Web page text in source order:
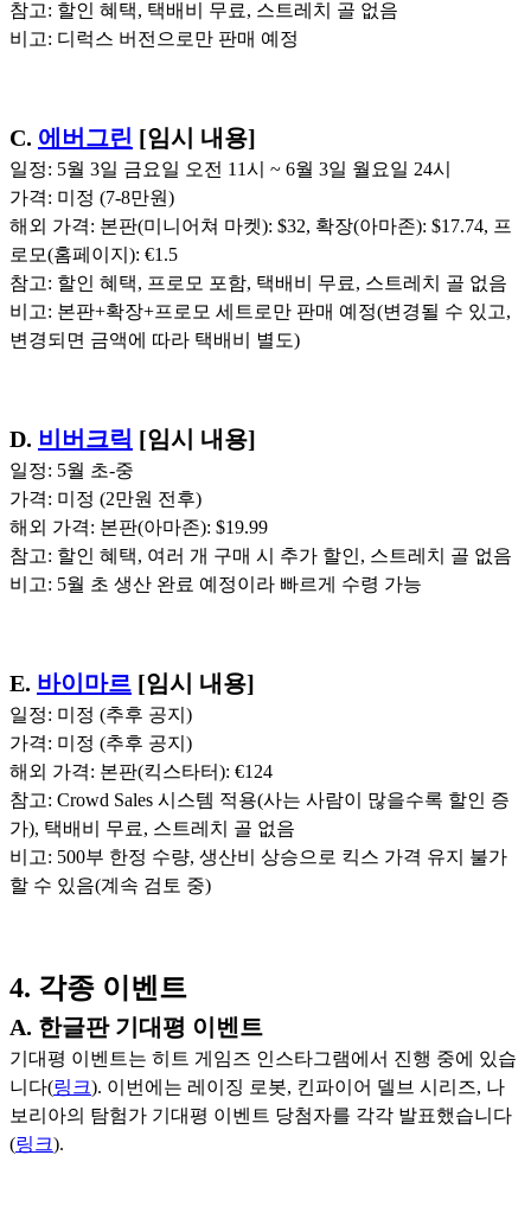
참고: 할인 혜택, 택배비 무료, 스트레치 골 없음
비고: 디럭스 버전으로만 판매 예정
C. 에버그린 [임시 내용]
일정: 5월 3일 금요일 오전 11시 ~ 6월 3일 월요일 24시
가격: 미정 (7-8만원)
해외 가격: 본판(미니어쳐 마켓): $32, 확장(아마존): $17.74, 프
로모(홈페이지): €1.5
참고: 할인 혜택, 프로모 포함, 택배비 무료, 스트레치 골 없음
비고: 본판+확장+프로모 세트로만 판매 예정(변경될 수 있고,
변경되면 금액에 따라 택배비 별도)
D. 비버크릭 [임시 내용]
일정: 5월 초-중
가격: 미정 (2만원 전후)
해외 가격: 본판(아마존): $19.99
참고: 할인 혜택, 여러 개 구매 시 추가 할인, 스트레치 골 없음
비고: 5월 초 생산 완료 예정이라 빠르게 수령 가능
E. 바이마르 [임시 내용]
일정: 미정 (추후 공지)
가격: 미정 (추후 공지)
해외 가격: 본판(킥스타터): €124
참고: Crowd Sales 시스템 적용(사는 사람이 많을수록 할인 증
가), 택배비 무료, 스트레치 골 없음
비고: 500부 한정 수량, 생산비 상승으로 킥스 가격 유지 불가
할 수 있음(계속 검토 중)
4. 각종 이벤트
A. 한글판 기대평 이벤트
기대평 이벤트는 히트 게임즈 인스타그램에서 진행 중에 있습
니다(링크). 이번에는 레이징 로봇, 킨파이어 델브 시리즈, 나
보리아의 탐험가 기대평 이벤트 당첨자를 각각 발표했습니다
(링크).